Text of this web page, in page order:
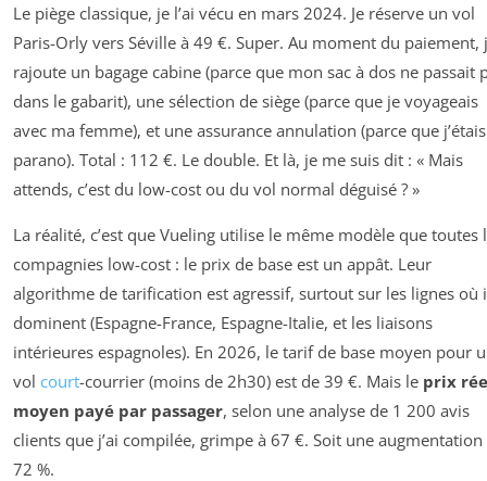
Le piège classique, je l’ai vécu en mars 2024. Je réserve un vol
Paris-Orly vers Séville à 49 €. Super. Au moment du paiement,
rajoute un bagage cabine (parce que mon sac à dos ne passait
dans le gabarit), une sélection de siège (parce que je voyageais
avec ma femme), et une assurance annulation (parce que j’étais
parano). Total : 112 €. Le double. Et là, je me suis dit : « Mais
attends, c’est du low-cost ou du vol normal déguisé ? »
La réalité, c’est que Vueling utilise le même modèle que toutes
compagnies low-cost : le prix de base est un appât. Leur
algorithme de tarification est agressif, surtout sur les lignes où
dominent (Espagne-France, Espagne-Italie, et les liaisons
intérieures espagnoles). En 2026, le tarif de base moyen pour
vol court-courrier (moins de 2h30) est de 39 €. Mais le prix
moyen payé par passager, selon une analyse de 1 200 avis
clients que j’ai compilée, grimpe à 67 €. Soit une augmentation
72 %.